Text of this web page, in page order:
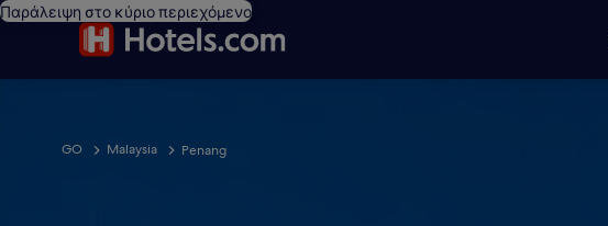
Παράλειψη στο κύριο περιεχόμενο
GO Malaysia Penang